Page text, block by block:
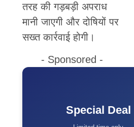
तरह की गड़बड़ी अपराध
मानी जाएगी और दोषियों पर
सख्त कार्रवाई होगी।
- Sponsored -
Special Deal